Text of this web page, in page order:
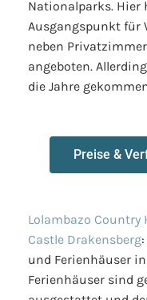
Nationalparks. Hier
Ausgangspunkt für
neben
angeboten.
die Jahre
Preise &
Lolambazo Country
Castle Drakensberg
und Ferienhäuser
Ferienhäuser sind